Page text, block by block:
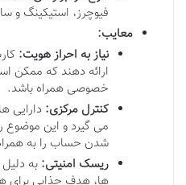
فیوچرز، استیکینگ و
معایب:
نیاز به احراز هویت:
ارائه دهند که ممکن
خصوصی همراه باشد.
کنترل مرکزی: دارایی
می گیرد و این
شدن حساب را به
ریسک امنیتی: به